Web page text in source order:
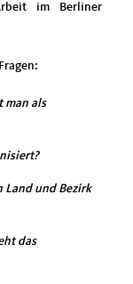
im Berliner
man als
Land und Bezirk
das